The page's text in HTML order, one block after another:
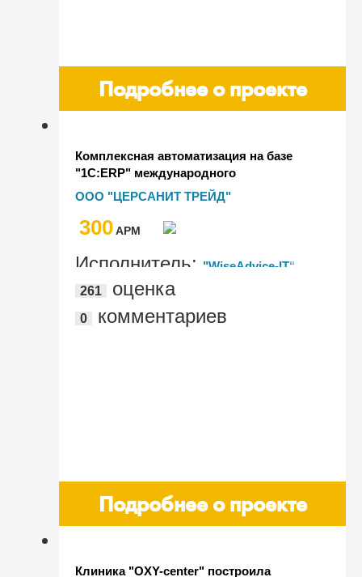
Подробнее о проекте
Комплексная автоматизация на базе
"1С:ERP" международного
предприятия CERSANIT в условиях
"удаленки"
ООО "ЦЕРСАНИТ ТРЕЙД"
300AРМ
Исполнитель: "WiseAdvice-IT"
261
оценка
0 комментариев
Подробнее о проекте
Клиника "OXY-center" построила